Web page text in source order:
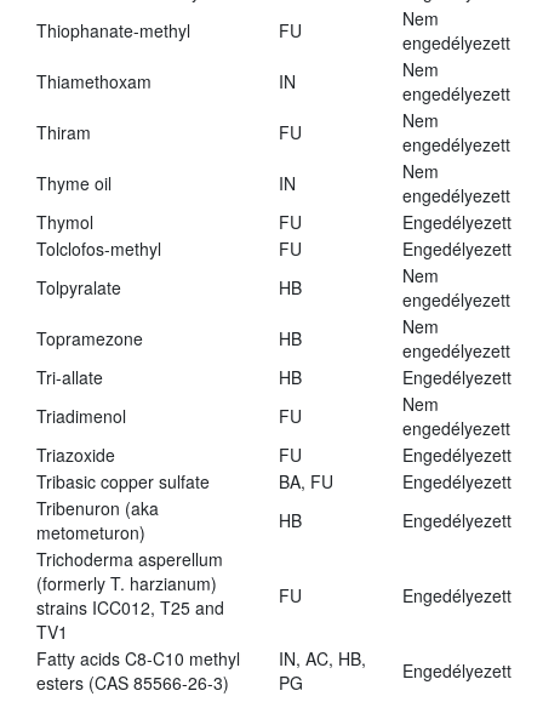
Thiophanate-methyl
FU
Nem
engedélyezett
Thiamethoxam
IN
Nem
engedélyezett
Thiram
FU
Nem
engedélyezett
Thyme oil
IN
Nem
engedélyezett
Thymol
FU
Engedélyezett
Tolclofos-methyl
FU
Engedélyezett
Tolpyralate
HB
Nem
engedélyezett
Topramezone
HB
Nem
engedélyezett
Tri-allate
HB
Engedélyezett
Triadimenol
FU
Nem
engedélyezett
Triazoxide
FU
Engedélyezett
Tribasic copper sulfate
BA, FU
Engedélyezett
Tribenuron (aka
metometuron)
HB
Engedélyezett
Trichoderma asperellum
(formerly T. harzianum)
strains ICC012, T25 and
TV1
FU Engedélyezett
Fatty acids C8-C10 methyl
esters (CAS 85566-26-3)
IN, AC, HB,
PG
Engedélyezett